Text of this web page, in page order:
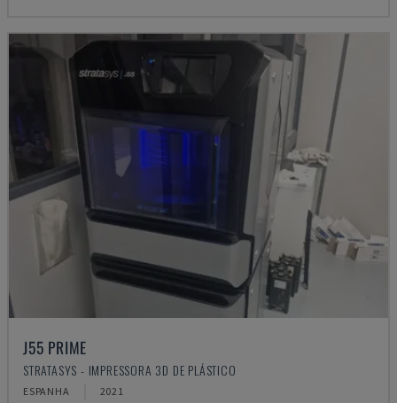
J55 PRIME
STRATASYS - IMPRESSORA 3D DE PLÁSTICO
ESPANHA 2021